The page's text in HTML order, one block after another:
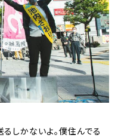
しかないよ。僕住んでる